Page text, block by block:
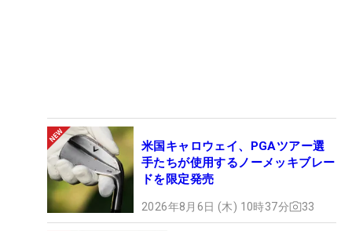
米国キャロウェイ、PGAツアー選
手たちが使用するノーメッキブレー
ドを限定発売
2026年8月6日 (木) 10時37分 33